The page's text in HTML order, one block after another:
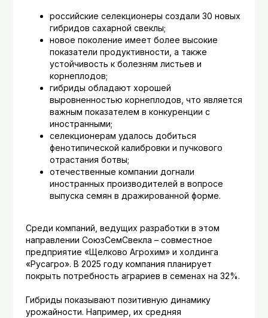
российские селекционеры создали 30 новых
гибридов сахарной свеклы;
новое поколение имеет более высокие
показатели продуктивности, а также
устойчивость к болезням листьев и
корнеплодов;
гибриды обладают хорошей
выровненностью корнеплодов, что является
важным показателем в конкуренции с
иностранными;
селекционерам удалось добиться
фенотипической калибровки и пучкового
отрастания ботвы;
отечественные компании догнали
иностранных производителей в вопросе
выпуска семян в дражированной форме.
Среди компаний, ведущих разработки в этом
направлении СоюзСемСвекла – совместное
предприятие «Щелково Агрохим» и холдинга
«Русагро». В 2025 году компания планирует
покрыть потребность аграриев в семенах на 32%.
Гибриды показывают позитивную динамику
урожайности. Например, их средняя